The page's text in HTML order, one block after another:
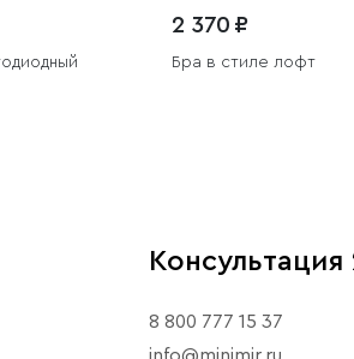
2 370 ₽
Бра в стиле лофт
8 800 777 15 37
info@minimir.ru